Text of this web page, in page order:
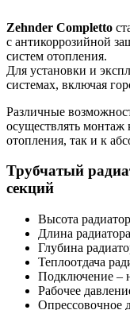
Zehnder Completto
с антикоррозийной
систем отопления.
Для установки и
системах, включая
Различные
осуществлять
отопления, так и к
Трубчатый
секций
Высота
Длина
Глубина
Теплоотдача
Подключение –
Рабочее
Опрессовочное